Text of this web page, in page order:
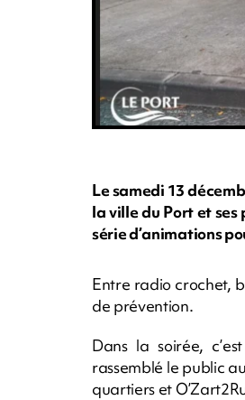
Le samedi 13
la ville du Port et
série d’animations
Entre radio crochet,
de prévention.
Dans la soirée,
rassemblé le public
quartiers et